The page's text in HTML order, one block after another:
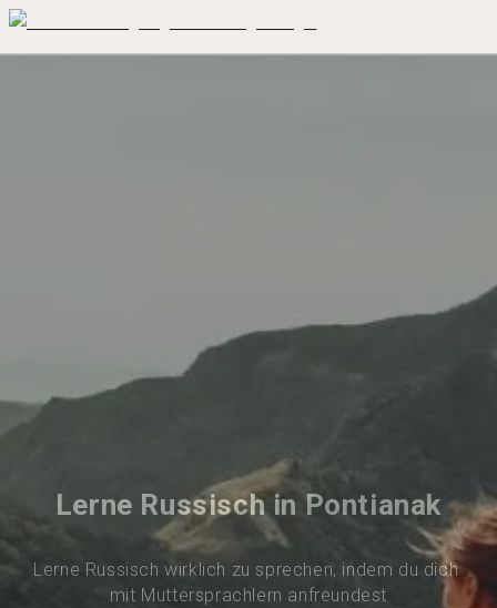
Lerne Russisch in Pontianak
Lerne Russisch wirklich zu sprechen, indem du dich
mit Muttersprachlern anfreundest